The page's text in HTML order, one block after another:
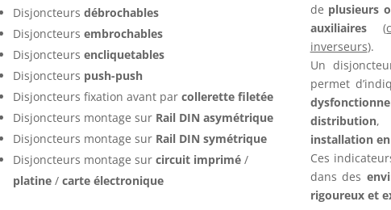
Disjoncteurs débrochables
Disjoncteurs embrochables
Disjoncteurs encliquetables
Disjoncteurs push-push
Disjoncteurs fixation avant par collerette filetée
Disjoncteurs montage sur Rail DIN asymétrique
Disjoncteurs montage sur Rail DIN symétrique
Disjoncteurs montage sur circuit imprimé/
platine/ carte électronique
de plusieurs
auxiliaires(
inverseurs).
Un
permet
distribution,
installation
Ces
dans des
rigoureux et